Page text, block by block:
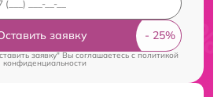
заявку
заявку" Вы соглашаетесь c политикой
конфиденциальности